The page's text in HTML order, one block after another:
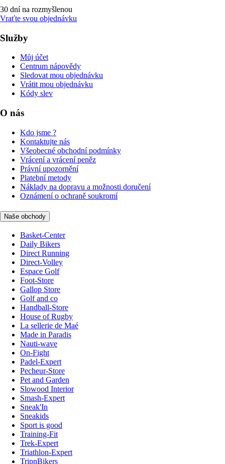
30 dní na rozmyšlenou
Vraťte svou objednávku
Služby
Můj účet
Centrum nápovědy
Sledovat mou objednávku
Vrátit mou objednávku
Kódy slev
O nás
Kdo jsme ?
Kontaktujte nás
Všeobecné obchodní podmínky
Vrácení a vrácení peněz
Právní upozornění
Platební metody
Náklady na dopravu a možnosti doručení
Oznámení o ochraně soukromí
Naše obchody
Basket-Center
Daily Bikers
Direct Running
Direct-Volley
Espace Golf
Foot-Store
Gallop Store
Golf and co
Handball-Store
House of Rugby
La sellerie de Maé
Made in Paradis
Nauti-wave
On-Fight
Padel-Expert
Pecheur-Store
Pet and Garden
Slowood Interior
Smash-Expert
Sneak'In
Sneakids
Sport is good
Training-Fit
Trek-Expert
Triathlon-Expert
TripnBikers